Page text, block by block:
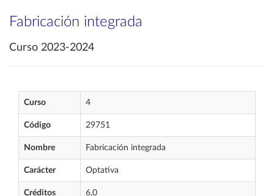
Fabricación integrada
Curso 2023-2024
Curso 4
Código 29751
Nombre Fabricación integrada
Carácter Optativa
Créditos 6,0